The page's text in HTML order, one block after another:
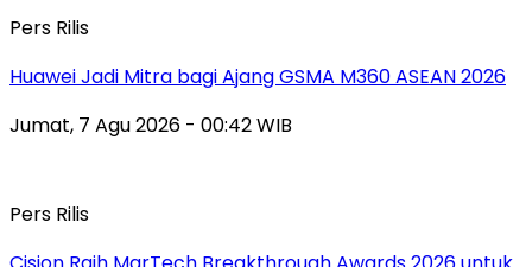
Pers Rilis
Huawei Jadi Mitra bagi Ajang GSMA M360 ASEAN 2026
Jumat, 7 Agu 2026 - 00:42 WIB
Pers Rilis